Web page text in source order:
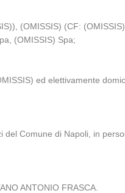
(OMISSIS) (CF:
(OMISSIS) Spa;
ed elettivamente
Comune di Napoli, in
ANTONIO FRASCA.